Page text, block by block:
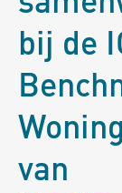
bij de
van